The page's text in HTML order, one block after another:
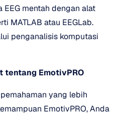
EEG mentah dengan alat
MATLAB atau EEGLab.
penganalisis komputasi
EmotivPRO
yang lebih
EmotivPRO, Anda